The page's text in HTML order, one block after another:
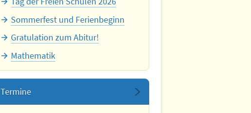
Sommerfest und Ferienbeginn
Gratulation zum Abitur!
Mathematik
Termine